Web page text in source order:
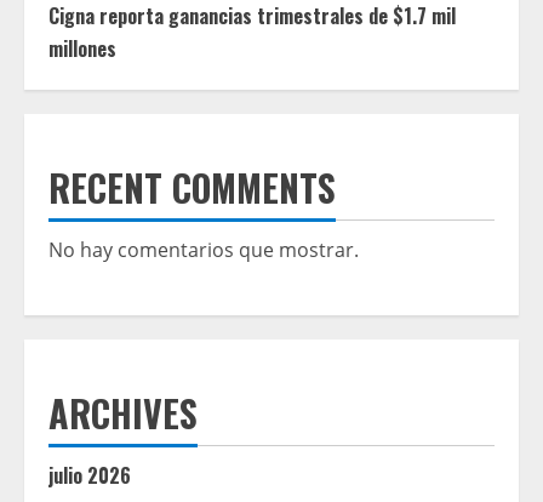
Cigna reporta ganancias trimestrales de $1.7 mil
millones
RECENT COMMENTS
No hay comentarios que mostrar.
ARCHIVES
julio 2026